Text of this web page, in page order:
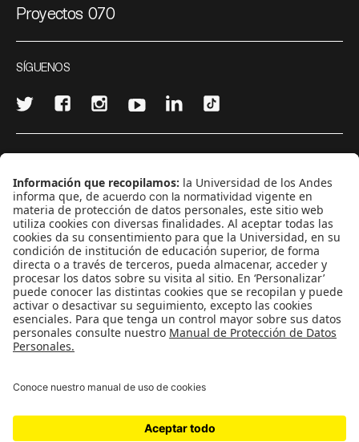
Proyectos 070
SÍGUENOS
CONTÁCTANOS
cerosetenta@uniandes.edu.co
BOGOTÁ, COLOMBIA
NEWSLETTER